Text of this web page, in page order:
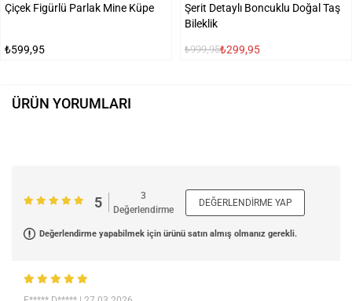
Çiçek Figürlü Parlak Mine Küpe
₺599,95
Şerit Detaylı Boncuklu Doğal Taş
Bileklik
₺999,95₺299,95
ÜRÜN YORUMLARI
5
3
Değerlendirme
DEĞERLENDIRME YAP
Değerlendirme yapabilmek için ürünü satın almış olmanız gerekli.